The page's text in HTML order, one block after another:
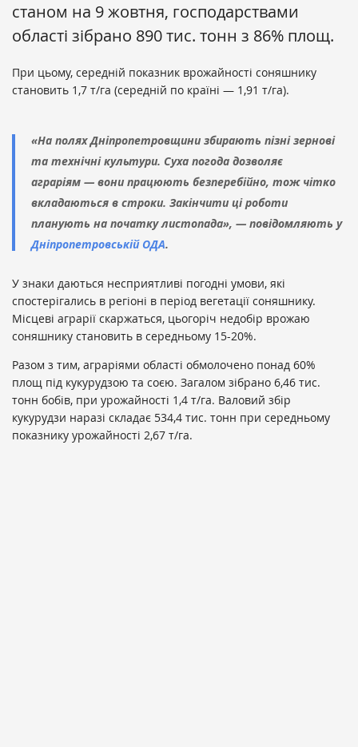
станом на 9 жовтня, господарствами
області зібрано 890 тис. тонн з 86% площ.
При цьому, середній показник врожайності соняшнику
становить 1,7 т/га (середній по країні — 1,91 т/га).
«На полях Дніпропетровщини збирають пізні зернові
та технічні культури. Суха погода дозволяє
аграріям — вони працюють безперебійно, тож чітко
вкладаються в строки. Закінчити ці роботи
планують на початку листопада», — повідомляють у
Дніпропетровській ОДА.
У знаки даються несприятливі погодні умови, які
спостерігались в регіоні в період вегетації соняшнику.
Місцеві аграрії скаржаться, цьогоріч недобір врожаю
соняшнику становить в середньому 15-20%.
Разом з тим, аграріями області обмолочено понад 60%
площ під кукурудзою та соєю. Загалом зібрано 6,46 тис.
тонн бобів, при урожайності 1,4 т/га. Валовий збір
кукурудзи наразі складає 534,4 тис. тонн при середньому
показнику урожайності 2,67 т/га.